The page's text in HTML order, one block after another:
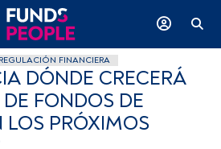
REGULACIÓN FINANCIERA
DÓNDE CRECERÁ
FONDOS DE
LOS PRÓXIMOS